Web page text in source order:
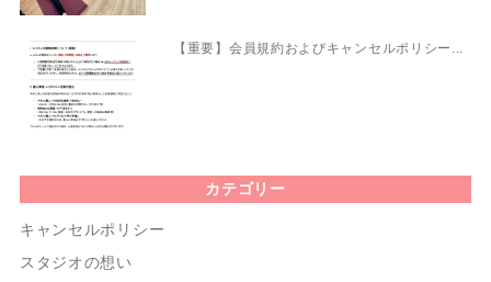
【重要】会員規約およびキャンセルポリシー...
カテゴリー
キャンセルポリシー
スタジオの想い